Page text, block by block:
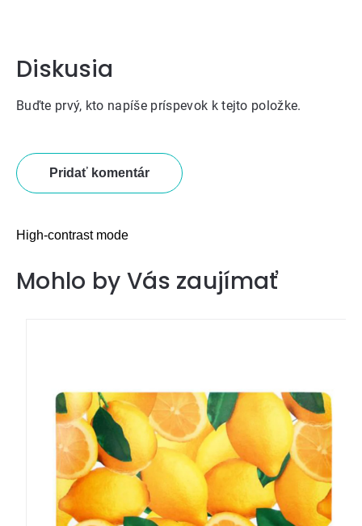
Diskusia
Buďte prvý, kto napíše príspevok k tejto položke.
Pridať komentár
High-contrast mode
Mohlo by Vás zaujímať